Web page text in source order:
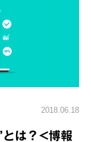
2018.06.18
とは？<博報